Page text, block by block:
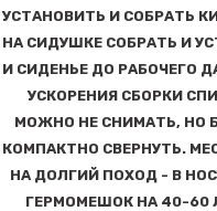
УСТАНОВИТЬ И СОБРАТЬ
НА СИДУШКЕ СОБРАТЬ И
И СИДЕНЬЕ ДО РАБОЧЕГО
УСКОРЕНИЯ СБОРКИ
МОЖНО НЕ СНИМАТЬ, НО
КОМПАКТНО СВЕРНУТЬ.
НА ДОЛГИЙ ПОХОД - В
ГЕРМОМЕШОК НА 40-60